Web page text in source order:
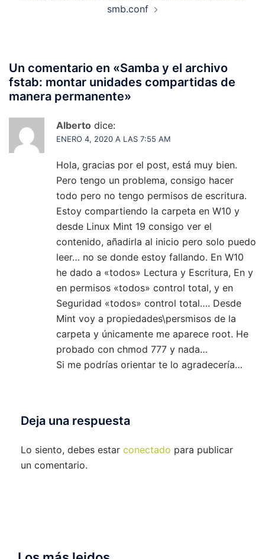
smb.conf
Un comentario en «Samba y el archivo
fstab: montar unidades compartidas de
manera permanente»
Alberto dice:
ENERO 4, 2020 A LAS 7:55 AM
Hola, gracias por el post, está muy bien.
Pero tengo un problema, consigo hacer
todo pero no tengo permisos de escritura.
Estoy compartiendo la carpeta en W10 y
desde Linux Mint 19 consigo ver el
contenido, añadirla al inicio pero solo puedo
leer… no se donde estoy fallando. En W10
he dado a «todos» Lectura y Escritura, En y
en permisos «todos» control total, y en
Seguridad «todos» control total…. Desde
Mint voy a propiedades\persmisos de la
carpeta y únicamente me aparece root. He
probado con chmod 777 y nada…
Si me podrías orientar te lo agradecería…
Deja una respuesta
Lo siento, debes estar conectado para publicar
un comentario.